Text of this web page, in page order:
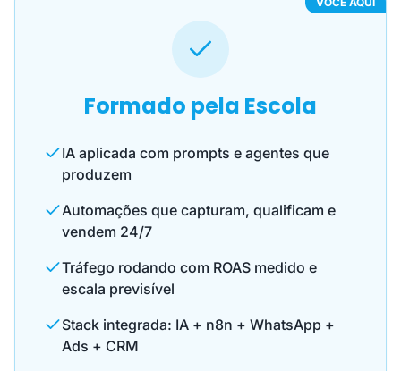
Formado pela Escola
IA aplicada com prompts e agentes que
produzem
Automações que capturam, qualificam e
vendem 24/7
Tráfego rodando com ROAS medido e
escala previsível
Stack integrada: IA + n8n + WhatsApp +
Ads + CRM